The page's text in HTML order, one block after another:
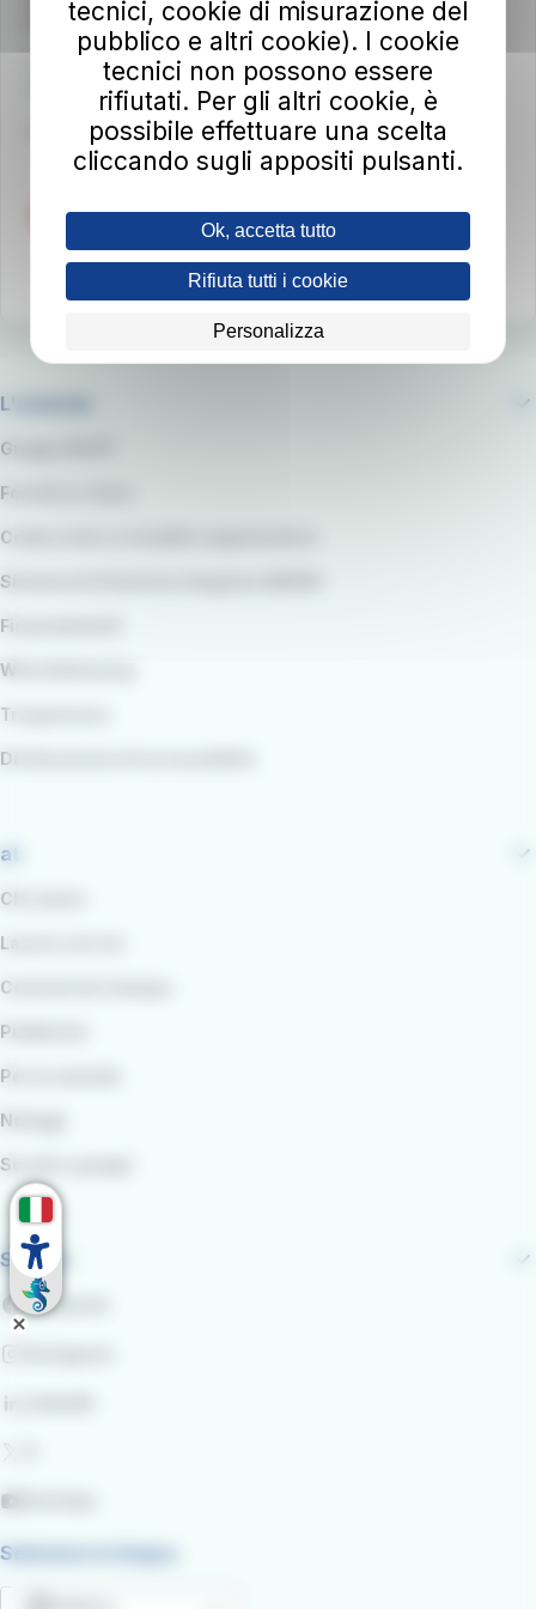
50032 Borgo San Lorenzo (FI)
Partita IVA 02194050486
autolineetoscane@pec.it
Per info e reclami at-bus.it/parlaconat
L'azienda
Gruppo RATP
Fornitori e Gare
Codice etico e modello organizzativo
Sistema di Gestione integrato QARSS
Finanziamenti
Whistleblowing
Trasparenza
Dichiarazione di accessibilità
at
Chi siamo
Lavora con noi
Comunicati stampa
Pubblicità
Per le aziende
Noleggi
Scuole e gruppi
Seguici
Facebook
Seleziona la lingua
tecnici, cookie di misurazione del
pubblico e altri cookie). I cookie
tecnici non possono essere
rifiutati. Per gli altri cookie, è
possibile effettuare una scelta
cliccando sugli appositi pulsanti.
Ok, accetta tutto
Rifiuta tutti i cookie
Personalizza